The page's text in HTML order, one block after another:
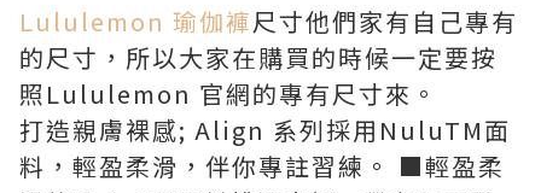
Lululemon 瑜伽褲尺寸他們家有自己專有
的尺寸，所以大家在購買的時候一定要按
照Lululemon 官網的專有尺寸來。
打造親膚裸感; Align 系列採用NuluTM面
料，輕盈柔滑，伴你專註習練。 ■輕盈柔